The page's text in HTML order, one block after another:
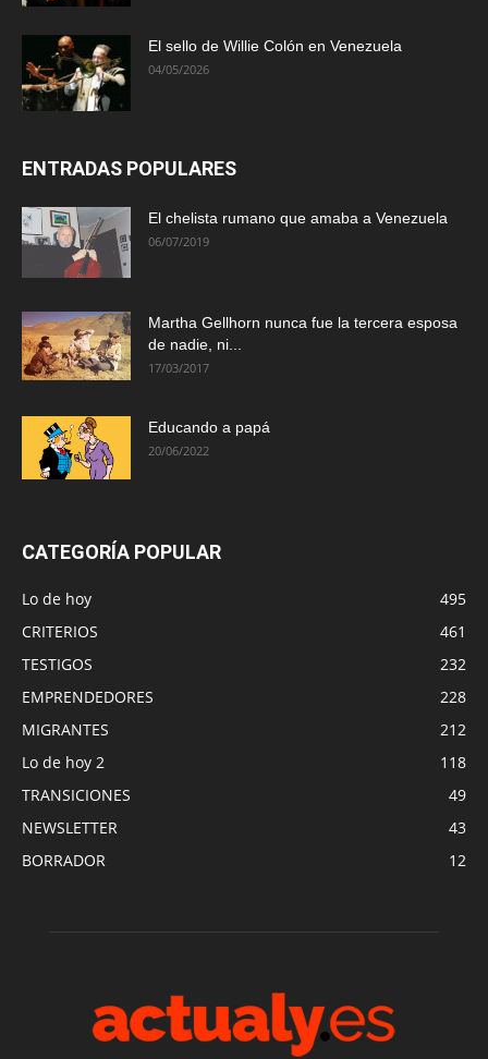
El sello de Willie Colón en Venezuela
04/05/2026
ENTRADAS POPULARES
El chelista rumano que amaba a Venezuela
06/07/2019
Martha Gellhorn nunca fue la tercera esposa
de nadie, ni...
17/03/2017
Educando a papá
20/06/2022
CATEGORÍA POPULAR
Lo de hoy
495
CRITERIOS
461
TESTIGOS
232
EMPRENDEDORES
228
MIGRANTES
212
Lo de hoy 2
118
TRANSICIONES
49
NEWSLETTER
43
BORRADOR
12